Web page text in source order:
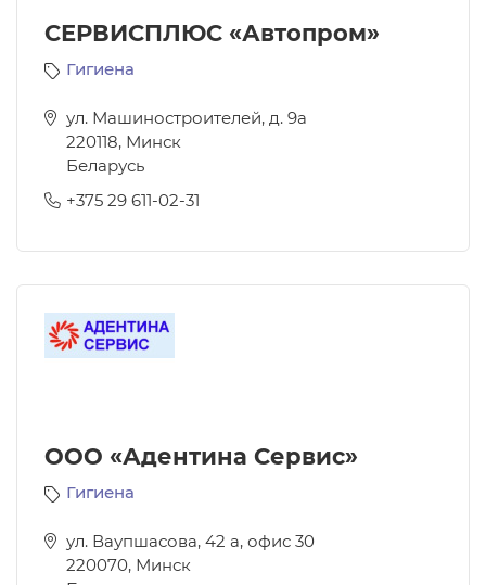
СЕРВИСПЛЮС «Автопром»
Гигиена
ул. Машиностроителей, д. 9а
220118, Минск
Беларусь
+375 29 611-02-31
ООО «Адентина Сервис»
Гигиена
ул. Ваупшасова, 42 а, офис 30
220070, Минск